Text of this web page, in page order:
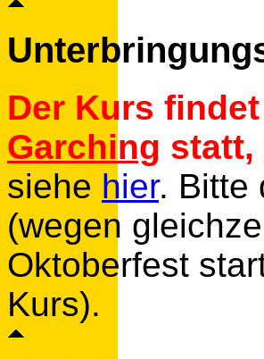
Der Kurs
Garching statt,
siehe hier. Bitte
(wegen
Oktoberfest
Kurs).